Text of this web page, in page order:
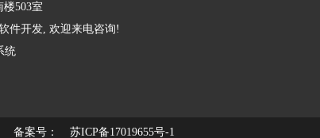
503室
件开发, 欢迎来电咨询!
统
备案号： 苏ICP备17019655号-1